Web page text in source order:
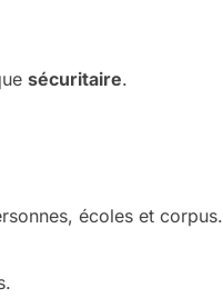
sécuritaire.
écoles et corpus.